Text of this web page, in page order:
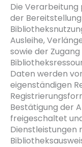
Die
der
Ausleihe,
sowie der
Daten werden
eigenständigen
Bestätigung der
freigeschaltet
Dienstleistungen